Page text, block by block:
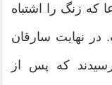
که زنگ را اشتباه
نهایت سارقان
که پس از